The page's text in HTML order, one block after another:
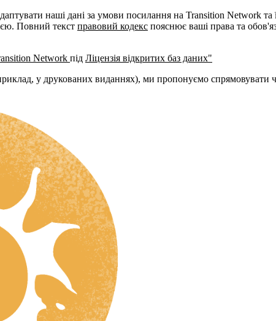
наші дані за умови посилання на Transition Network
Повний текст правовий кодекс пояснює ваші права та
Network під Ліцензія відкритих баз даних"
у друкованих виданнях), ми пропонуємо спрямовувати